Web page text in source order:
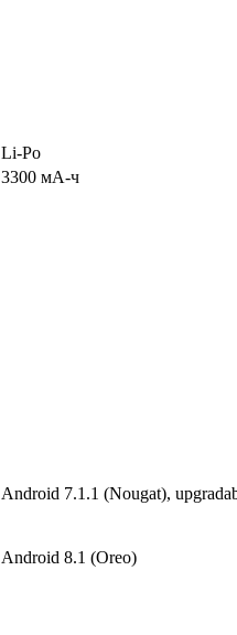
Li-Po
3300 мА-ч
Android 7.1.1 (Nougat),
Android 8.1 (Oreo)